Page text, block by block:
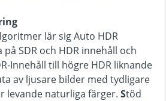
lär sig Auto HDR
SDR och HDR innehåll och
Innehåll till högre HDR liknande
av ljusare bilder med tydligare
levande naturliga färger. Stöd